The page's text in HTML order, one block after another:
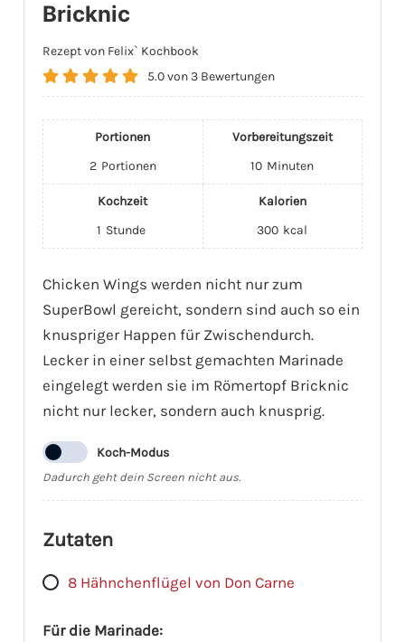
Bricknic
Rezept von Felix` Kochbook
5.0von3 Bewertungen
Portionen
2 Portionen
Vorbereitungszeit
10 Minuten
Kochzeit
1 Stunde
Kalorien
300 kcal
Chicken Wings werden nicht nur zum
SuperBowl gereicht, sondern sind auch so ein
knuspriger Happen für Zwischendurch.
Lecker in einer selbst gemachten Marinade
eingelegt werden sie im Römertopf Bricknic
nicht nur lecker, sondern auch knusprig.
Koch-Modus
Dadurch geht dein Screen nicht aus.
Zutaten
8 Hähnchenflügel von Don Carne
Für die Marinade: